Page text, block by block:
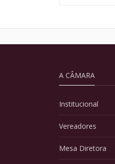
A CÂMARA
Institucional
Vereadores
Mesa Diretora